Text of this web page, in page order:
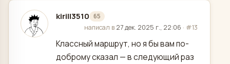
kirill3510 65
отредактировано
написал в 27 дек. 2025 г., 22:06 · #13
Классный маршрут, но я бы вам по-
доброму сказал — в следующий раз